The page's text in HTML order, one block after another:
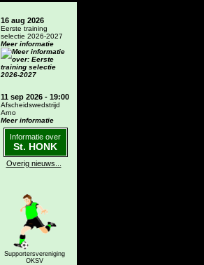
16 aug 2026
Eerste training
selectie 2026-2027
Meer informatie
11 sep 2026 - 19:00
Afscheidswedstrijd
Arno
Meer informatie
Informatie over
St. HONK
Overig nieuws...
Supportersvereniging
OKSV